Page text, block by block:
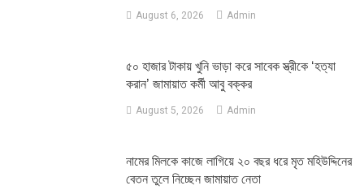
August 6, 2026 Admin
৫০ হাজার টাকায় খুনি ভাড়া করে সাবেক স্ত্রীকে ‘হত্যা
করান’ জামায়াত কর্মী আবু বক্কর
August 5, 2026 Admin
নামের মিলকে কাজে লাগিয়ে ২০ বছর ধরে মৃত মহিউদ্দিনের
বেতন তুলে নিচ্ছেন জামায়াত নেতা